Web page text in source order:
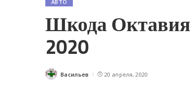
АВТО
Шкода Октавия
2020
Posted
Васильев 20 апреля, 2020